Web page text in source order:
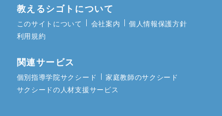
教えるシゴトについて
このサイトについて 会社案内
個人情報保護方針
利用規約
関連サービス
個別指導学院サクシード
家庭教師のサクシード
サクシードの人材支援サービス